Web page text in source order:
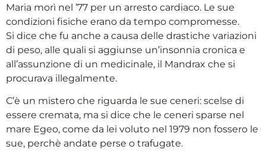
Maria morì nel ’77 per un arresto cardiaco. Le sue
condizioni fisiche erano da tempo compromesse.
Si dice che fu anche a causa delle drastiche variazioni
di peso, alle quali si aggiunse un’insonnia cronica e
all’assunzione di un medicinale, il Mandrax che si
procurava illegalmente.
C’è un mistero che riguarda le sue ceneri: scelse di
essere cremata, ma si dice che le ceneri sparse nel
mare Egeo, come da lei voluto nel 1979 non fossero le
sue, perchè andate perse o trafugate.